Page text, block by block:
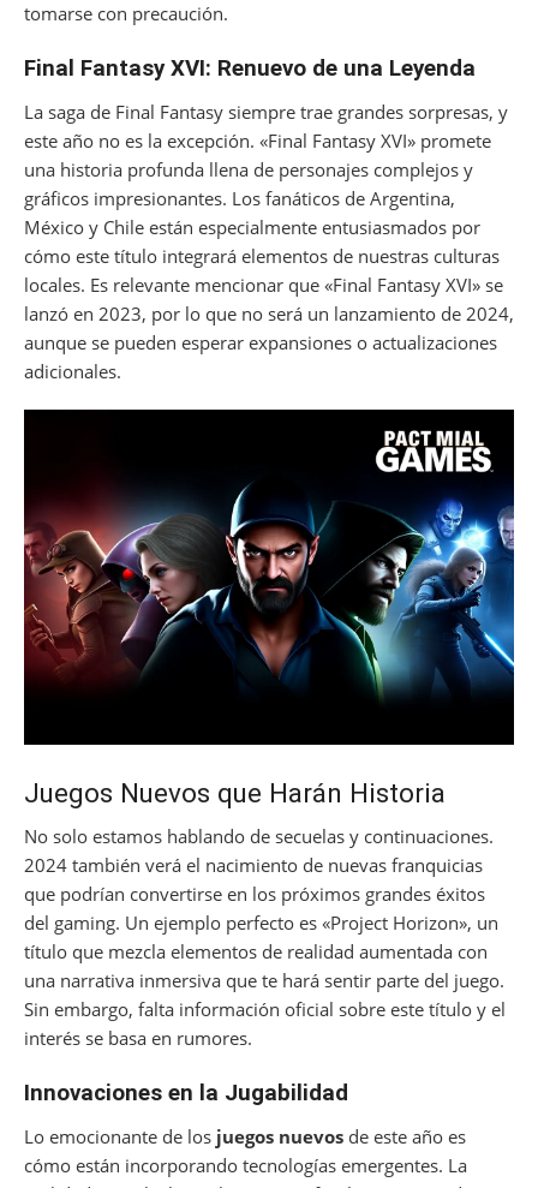
tomarse con precaución.
Final Fantasy XVI: Renuevo de una Leyenda
La saga de Final Fantasy siempre trae grandes sorpresas, y
este año no es la excepción. «Final Fantasy XVI» promete
una historia profunda llena de personajes complejos y
gráficos impresionantes. Los fanáticos de Argentina,
México y Chile están especialmente entusiasmados por
cómo este título integrará elementos de nuestras culturas
locales. Es relevante mencionar que «Final Fantasy XVI» se
lanzó en 2023, por lo que no será un lanzamiento de 2024,
aunque se pueden esperar expansiones o actualizaciones
adicionales.
Juegos Nuevos que Harán Historia
No solo estamos hablando de secuelas y continuaciones.
2024 también verá el nacimiento de nuevas franquicias
que podrían convertirse en los próximos grandes éxitos
del gaming. Un ejemplo perfecto es «Project Horizon», un
título que mezcla elementos de realidad aumentada con
una narrativa inmersiva que te hará sentir parte del juego.
Sin embargo, falta información oficial sobre este título y el
interés se basa en rumores.
Innovaciones en la Jugabilidad
Lo emocionante de los juegos nuevos de este año es
cómo están incorporando tecnologías emergentes. La